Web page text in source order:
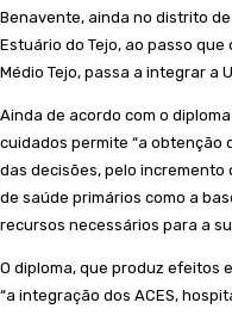
Benavente, ainda no distrito
Estuário do Tejo, ao passo
Médio Tejo, passa a integrar a
Ainda de acordo com o
cuidados permite “a obtenção
das decisões, pelo incremento
de saúde primários como a
recursos necessários para a
O diploma, que produz efeitos
“a integração dos ACES,